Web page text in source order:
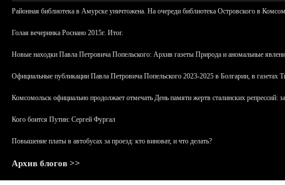
Районная библиотека в Амурске уничтожена. На очереди библиотека Островского в
Голая вечеринка Роснано 2015г. Итог.
Новые находки Павла Петровича Попельского: Архив газеты Природа и аномальные
Официальные публикации Павла Петровича Попельского 2023-2025 в Болгарии, в газетах
Комсомольск официально продолжает отмечать День памяти жертв сталинских репрессий:
Кого боится Путин: Сергей Фургал
Повышение платы в автобусах за проезд: кто виноват, и что делать?
Архив блогов >>